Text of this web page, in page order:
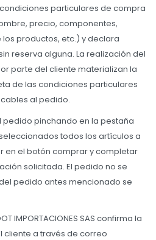
particulares de compra
precio, componentes,
productos, etc.) y declara
reserva alguna. La realización del
parte del cliente materializan la
de las condiciones particulares
al pedido.
pedido pinchando en la pestaña
todos los artículos a
en el botón comprar y completar
solicitada. El pedido no se
pedido antes mencionado se
IMPORTACIONES SAS confirma la
a través de correo